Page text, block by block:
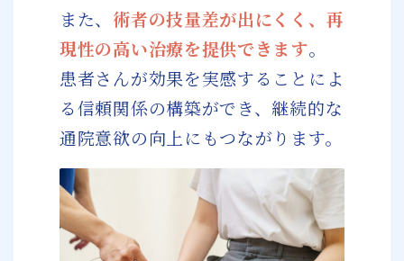
また、 術者の技量差が出にくく、再
現性の高い治療を提供できます。
患者さんが効果を実感することによ
る信頼関係の構築ができ、継続的な
通院意欲の向上にもつながります。